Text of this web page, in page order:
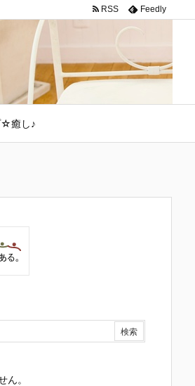
☆癒し♪
RSS Feedly
ん。